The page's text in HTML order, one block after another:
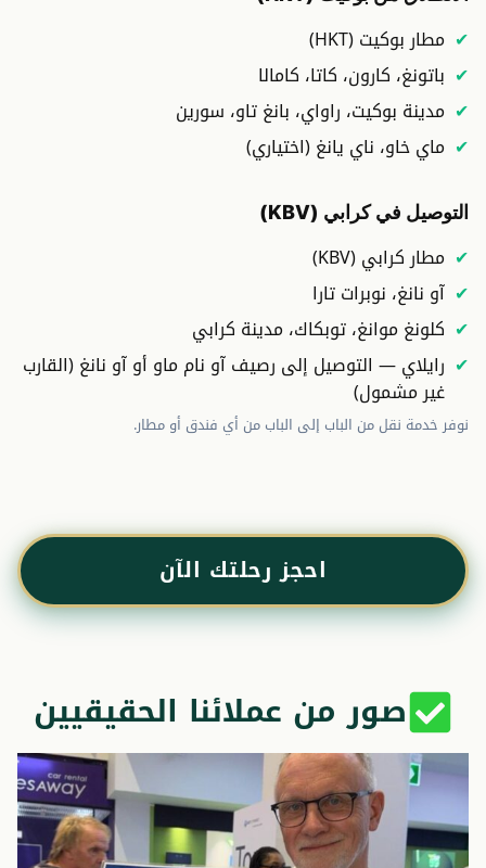
مطار بوكيت (HKT)
باتونغ، كارون، كاتا، كامالا
مدينة بوكيت، راواي، بانغ تاو، سورين
ماي خاو، ناي يانغ (اختياري)
التوصيل في كرابي (KBV)
مطار كرابي (KBV)
آو نانغ، نوبرات تارا
كلونغ موانغ، توبكاك، مدينة كرابي
رايلاي — التوصيل إلى رصيف آو نام ماو أو آو نانغ (القارب
غير مشمول)
نوفر خدمة نقل من الباب إلى الباب من أي فندق أو مطار.
احجز رحلتك الآن
صور من عملائنا الحقيقيين